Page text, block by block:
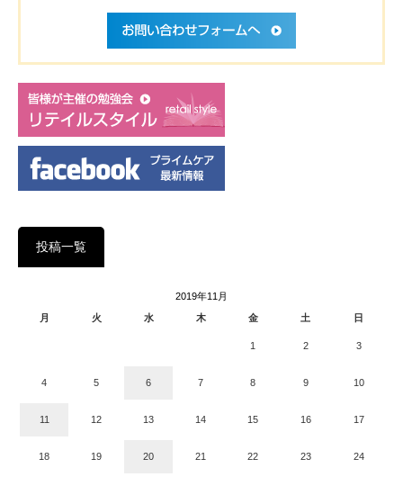
投稿一覧
2019年11月
月
火 水 木 金 土 日
1 2 3
4 5 6 7 8 9 10
11 12 13 14 15 16 17
18 19 20 21 22 23 24